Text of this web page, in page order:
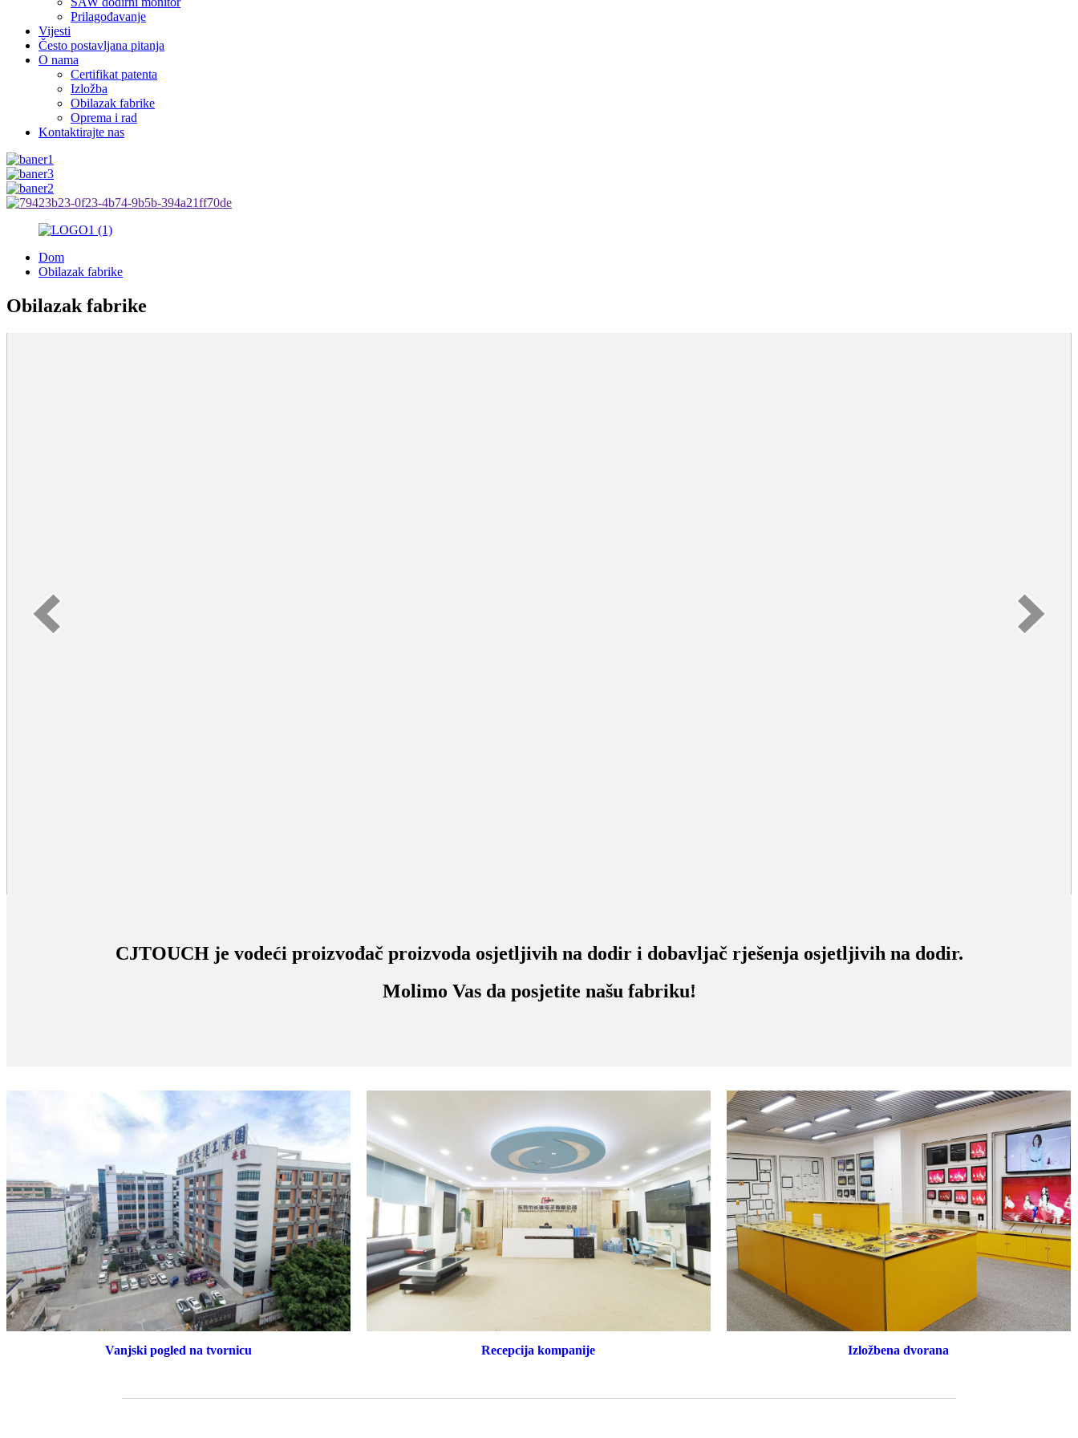
Prilagođavanje
Vijesti
Često postavljana pitanja
O nama
Certifikat patenta
Izložba
Obilazak fabrike
Oprema i rad
Kontaktirajte nas
Dom
Obilazak fabrike
Obilazak fabrike
CJTOUCH je vodeći proizvođač proizvoda osjetljivih na dodir i dobavljač rješenja osjetljivih na dodir.
Molimo Vas da posjetite našu fabriku!
Vanjski pogled na tvornicu Recepcija kompanije Izložbena dvorana